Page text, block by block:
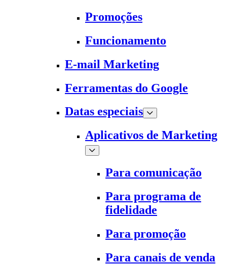
Promoções
Funcionamento
E-mail Marketing
Ferramentas do Google
Datas especiais
Aplicativos de Marketing
Para comunicação
Para programa de
fidelidade
Para promoção
Para canais de venda